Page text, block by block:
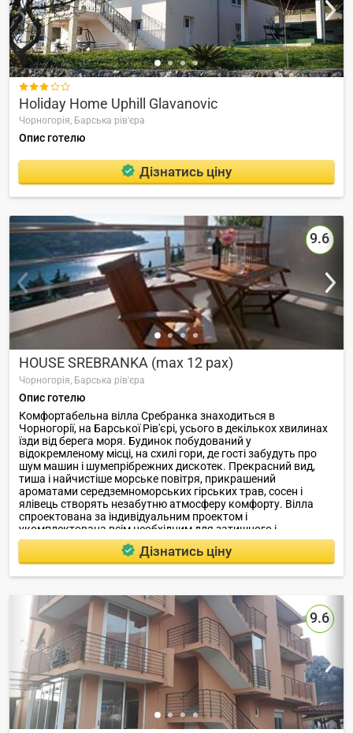

Holiday Home Uphill Glavanovic
Чорногорія, Барська рів'єра
Опис готелю
Дізнатись ціну
9.6
HOUSE SREBRANKA (max 12 pax)
Чорногорія, Барська рів'єра
Опис готелю
Комфортабельна вілла Сребранка знаходиться в
Чорногорії, на Барської Рів'єрі, усього в декількох хвилинах
їзди від берега моря. Будинок побудований у
відокремленому місці, на схилі гори, де гості забудуть про
шум машин і шумепрібрежних дискотек. Прекрасний вид,
тиша і найчистіше морське повітря, прикрашений
ароматами середземноморських гірських трав, сосен і
ялівець створять незабутню атмосферу комфорту. Вілла
спроектована за індивідуальним проектом і
укомплектована всім необхідним для затишного і
комфортного відпочинку, як у вузькому сімейному колі, так і
великою компанією.
Дізнатись ціну
9.6